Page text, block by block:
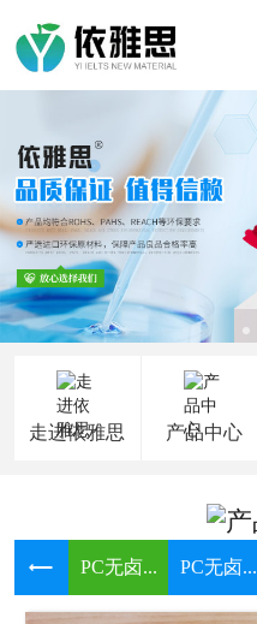
走进依雅思 产品中心
PC无卤... PC无卤...